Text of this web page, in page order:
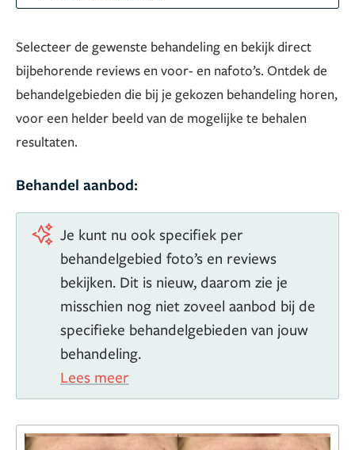
Selecteer de gewenste behandeling en bekijk direct
bijbehorende reviews en voor- en nafoto’s. Ontdek de
behandelgebieden die bij je gekozen behandeling horen,
voor een helder beeld van de mogelijke te behalen
resultaten.
Behandel aanbod:
Je kunt nu ook specifiek per
behandelgebied foto’s en reviews
bekijken. Dit is nieuw, daarom zie je
misschien nog niet zoveel aanbod bij de
specifieke behandelgebieden van jouw
behandeling.
Lees meer